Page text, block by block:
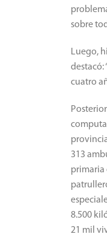
sobre
Luego,
destacó:
cuatro
313
primaria
8.500
21 mil